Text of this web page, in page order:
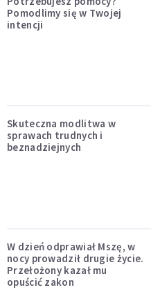
Pomodlimy się w Twojej
intencji
Skuteczna modlitwa w
sprawach trudnych i
beznadziejnych
W dzień odprawiał Mszę, w
nocy prowadził drugie życie.
Przełożony kazał mu
opuścić zakon